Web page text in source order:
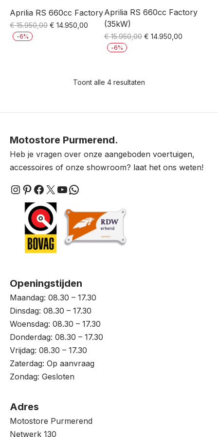
Aprilia RS 660cc Factory
€15.950,00 Oorspronkelijke
€ 14.950,00 Huidige
-6%
Aprilia RS 660cc Factory
(35kW)
€15.950,00 Oorspronkelijke
€ 14.950,00
-6%
Toont alle 4 resultaten
Motostore Purmerend.
Heb je vragen over onze aangeboden voertuigen,
accessoires of onze showroom? laat het ons weten!
Instagram
Pinterest
Facebook
X YouTube
WhatsApp
Openingstijden
Maandag: 08.30 – 17.30
Dinsdag: 08.30 – 17.30
Woensdag: 08.30 – 17.30
Donderdag: 08.30 – 17.30
Vrijdag: 08.30 – 17.30
Zaterdag: Op aanvraag
Zondag: Gesloten
Adres
Motostore Purmerend
Netwerk 130